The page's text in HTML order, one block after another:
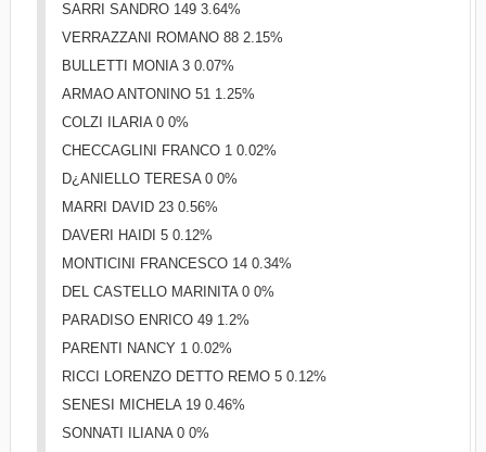
SARRI SANDRO 149 3.64%
VERRAZZANI ROMANO 88 2.15%
BULLETTI MONIA 3 0.07%
ARMAO ANTONINO 51 1.25%
COLZI ILARIA 0 0%
CHECCAGLINI FRANCO 1 0.02%
D¿ANIELLO TERESA 0 0%
MARRI DAVID 23 0.56%
DAVERI HAIDI 5 0.12%
MONTICINI FRANCESCO 14 0.34%
DEL CASTELLO MARINITA 0 0%
PARADISO ENRICO 49 1.2%
PARENTI NANCY 1 0.02%
RICCI LORENZO DETTO REMO 5 0.12%
SENESI MICHELA 19 0.46%
SONNATI ILIANA 0 0%